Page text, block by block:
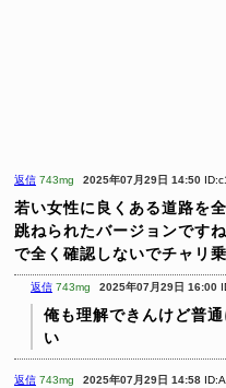
返信 743mg 2025年07月29日 14:50
若い女性に良くある道路を
跳ねられたバージョンですね
で全く確認しないでチャリ
返信 743mg 2025年07月29日 16:00
俺も理解できんけど普
い
返信 743mg 2025年07月29日 14:58